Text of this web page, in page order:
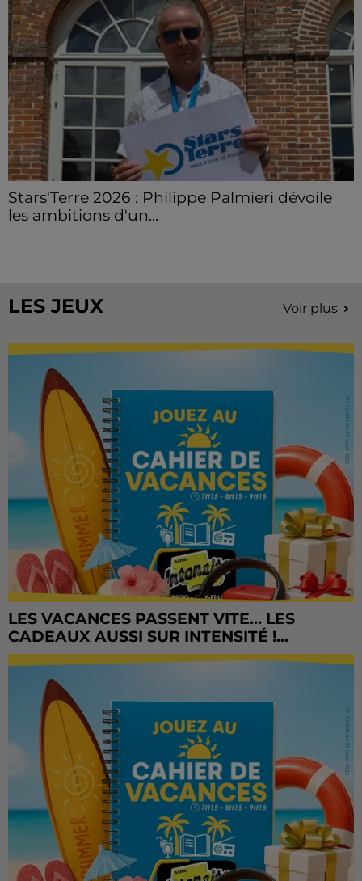
Stars'Terre 2026 : Philippe Palmieri dévoile
les ambitions d'un...
LES JEUX Voir plus
LES VACANCES PASSENT VITE... LES
CADEAUX AUSSI SUR INTENSITÉ !...